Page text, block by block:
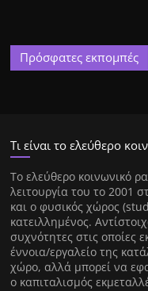
Πρόσφατες εκπομπές
Τι είναι το ελεύθερο
Tο ελεύθερο κοινωνικό
λειτουργία του το 2001
και ο φυσικός χώρος
κατειλλημένος.
συχνότητες στις οποίες
έννοια/εργαλείο της
χώρο, αλλά μπορεί να
ο καπιταλισμός